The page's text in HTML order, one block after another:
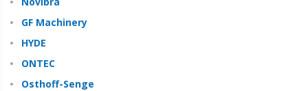
GF Machinery
HYDE
ONTEC
Osthoff-Senge